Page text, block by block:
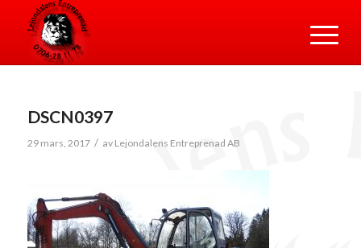
DSCN0397
29 mars, 2017 / av Lejondalens Entreprenad AB